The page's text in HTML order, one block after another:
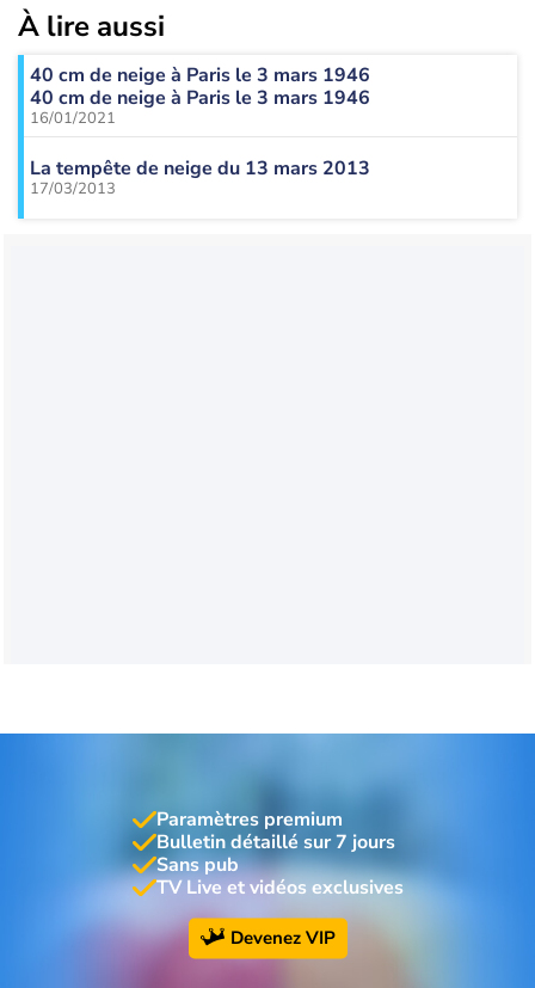
À lire aussi
40 cm de neige à Paris le 3 mars 1946
40 cm de neige à Paris le 3 mars 1946
16/01/2021
La tempête de neige du 13 mars 2013
17/03/2013
Paramètres premium
Bulletin détaillé sur 7 jours
Sans pub
TV Live et vidéos exclusives
Devenez VIP